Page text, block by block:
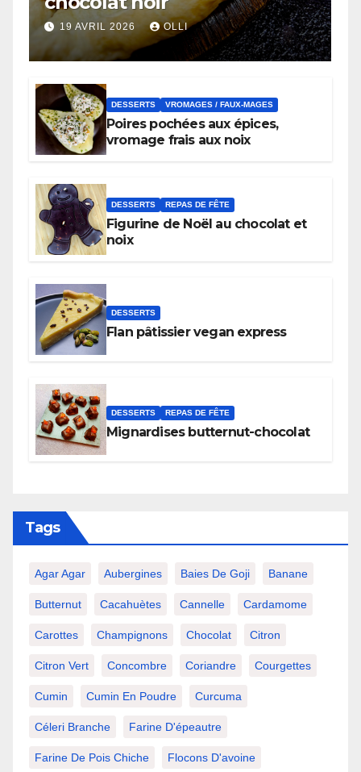
19 AVRIL 2026 OLLI
DESSERTS VROMAGES / FAUX-MAGES
Poires pochées aux épices,
vromage frais aux noix
DESSERTS REPAS DE FÊTE
Figurine de Noël au chocolat et
noix
DESSERTS
Flan pâtissier vegan express
DESSERTS REPAS DE FÊTE
Mignardises butternut-chocolat
Tags
Agar Agar Aubergines Baies De Goji Banane
Butternut Cacahuètes Cannelle Cardamome
Carottes Champignons Chocolat Citron
Citron Vert Concombre Coriandre Courgettes
Cumin Cumin En Poudre Curcuma
Céleri Branche Farine D'épeautre
Farine De Pois Chiche Flocons D'avoine